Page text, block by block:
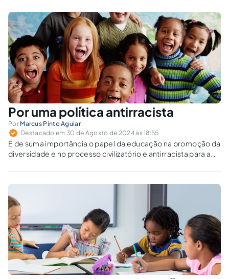
Por uma política antirracista
Por Marcus Pinto Aguiar
Destacado em 30 de Agosto de 2024 às 18:55
É de suma importância o papel da educação na promoção da
diversidade e no processo civilizatório e antirracista para a